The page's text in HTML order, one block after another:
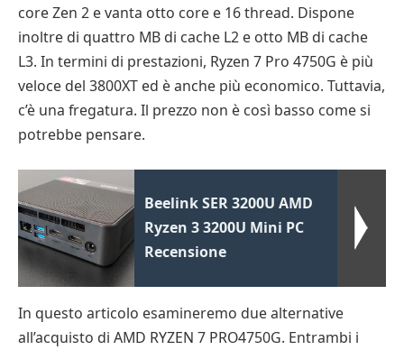
core Zen 2 e vanta otto core e 16 thread. Dispone
inoltre di quattro MB di cache L2 e otto MB di cache
L3. In termini di prestazioni, Ryzen 7 Pro 4750G è più
veloce del 3800XT ed è anche più economico. Tuttavia,
c’è una fregatura. Il prezzo non è così basso come si
potrebbe pensare.
Beelink SER 3200U AMD
Ryzen 3 3200U Mini PC
Recensione
In questo articolo esamineremo due alternative
all’acquisto di AMD RYZEN 7 PRO4750G. Entrambi i